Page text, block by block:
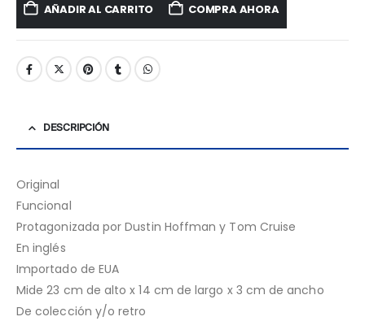
AÑADIR AL CARRITO COMPRA AHORA
DESCRIPCIÓN
Original
Funcional
Protagonizada por Dustin Hoffman y Tom Cruise
En inglés
Importado de EUA
Mide 23 cm de alto x 14 cm de largo x 3 cm de ancho
De colección y/o retro